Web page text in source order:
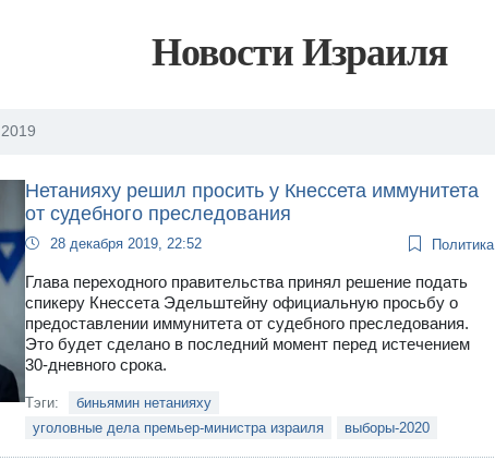
Новости Израиля
Нетанияху решил просить у Кнессета иммунитета
от судебного преследования
28 декабря 2019, 22:52 Политика
Глава переходного правительства принял решение подать
спикеру Кнессета Эдельштейну официальную просьбу о
предоставлении иммунитета от судебного преследования.
Это будет сделано в последний момент перед истечением
30-дневного срока.
Тэги:
биньямин нетанияху
уголовные дела премьер-министра израиля
выборы-2020